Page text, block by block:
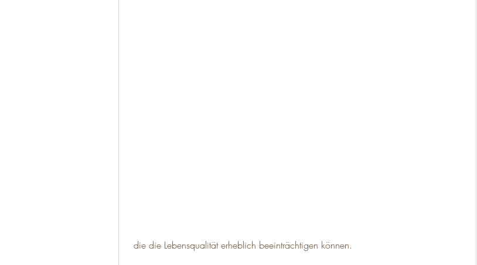
die die Lebensqualität erheblich beeinträchtigen können.